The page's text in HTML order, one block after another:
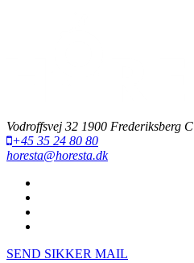
Vodroffsvej 32 1900 Frederiksberg C
+45 35 24 80 80
horesta@horesta.dk
SEND SIKKER MAIL